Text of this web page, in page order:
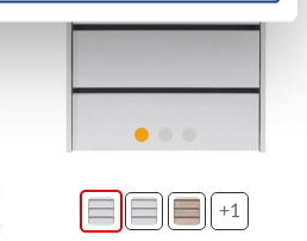
+1